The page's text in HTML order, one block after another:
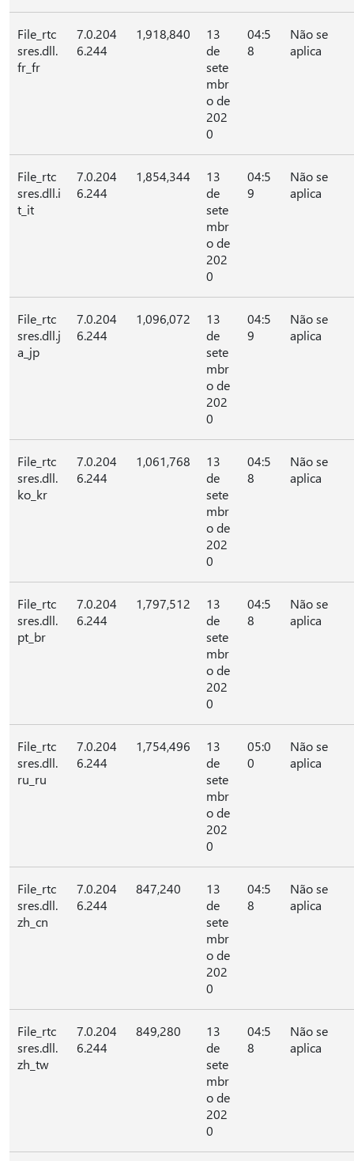
File_rtc
sres.dll.
fr_fr
7.0.204
6.244
1,918,840
13
de
sete
mbr
o de
202
0
04:5
8
Não se
aplica
File_rtc
sres.dll.i
t_it
7.0.204
6.244
1,854,344
13
de
sete
mbr
o de
202
0
04:5
9
Não se
aplica
File_rtc
sres.dll.j
a_jp
7.0.204
6.244
1,096,072
13
de
sete
mbr
o de
202
0
04:5
9
Não se
aplica
File_rtc
sres.dll.
ko_kr
7.0.204
6.244
1,061,768
13
de
sete
mbr
o de
202
0
04:5
8
Não se
aplica
File_rtc
sres.dll.
pt_br
7.0.204
6.244
1,797,512
13
de
sete
mbr
o de
202
0
04:5
8
Não se
aplica
File_rtc
sres.dll.
ru_ru
7.0.204
6.244
1,754,496
13
de
sete
mbr
o de
202
0
05:0
0
Não se
aplica
File_rtc
sres.dll.
zh_cn
7.0.204
6.244
847,240
13
de
sete
mbr
o de
202
0
04:5
8
Não se
aplica
File_rtc
sres.dll.
zh_tw
7.0.204
6.244
849,280
13
de
sete
mbr
o de
202
0
04:5
8
Não se
aplica